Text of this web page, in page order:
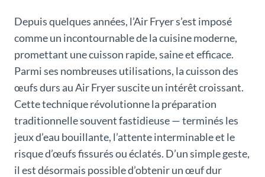
Depuis quelques années, l’Air Fryer s’est imposé
comme un incontournable de la cuisine moderne,
promettant une cuisson rapide, saine et efficace.
Parmi ses nombreuses utilisations, la cuisson des
œufs durs au Air Fryer suscite un intérêt croissant.
Cette technique révolutionne la préparation
traditionnelle souvent fastidieuse — terminés les
jeux d’eau bouillante, l’attente interminable et le
risque d’œufs fissurés ou éclatés. D’un simple geste,
il est désormais possible d’obtenir un œuf dur